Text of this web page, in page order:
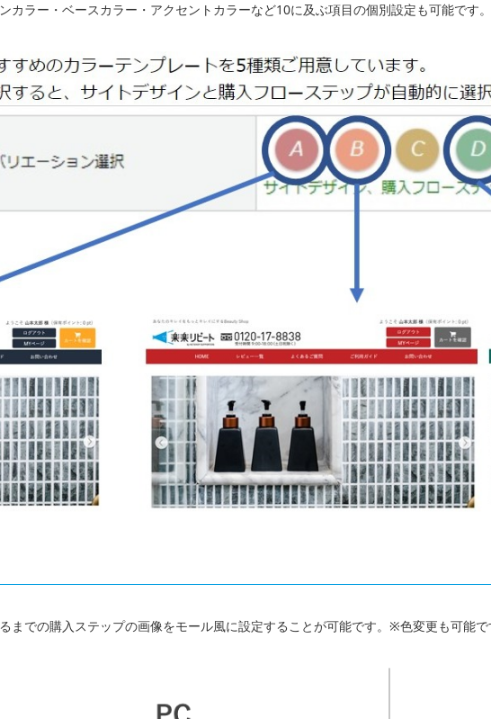
カラー・ベースカラー・アクセントカラーなど10に及ぶ項目の個別設定も可能です。
までの購入ステップの画像をモール風に設定することが可能です。※色変更も可能